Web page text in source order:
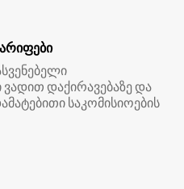
დაქირავებაზე და
საკომისიოების